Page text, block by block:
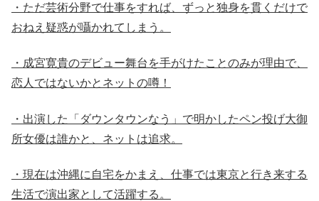
・ただ芸術分野で仕事をすれば、ずっと独身を貫くだけで
おねえ疑惑が囁かれてしまう。
・成宮寛貴のデビュー舞台を手がけたことのみが理由で、
恋人ではないかとネットの噂！
・出演した「ダウンタウンなう」で明かしたペン投げ大御
所女優は誰かと、ネットは追求。
・現在は沖縄に自宅をかまえ、仕事では東京と行き来する
生活で演出家として活躍する。